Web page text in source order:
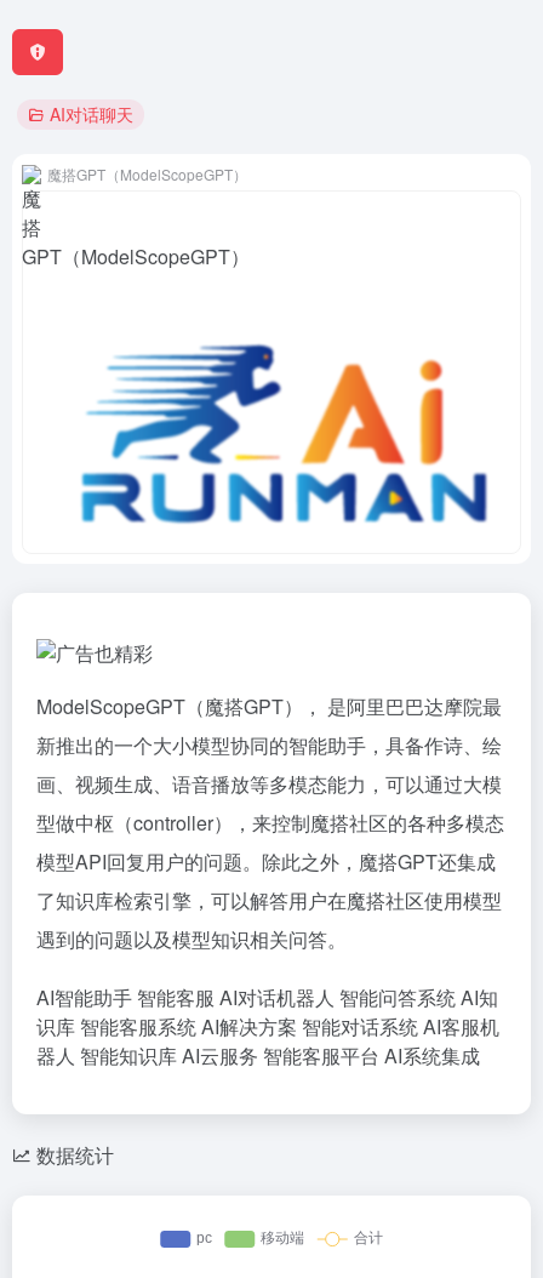
AI对话聊天
魔搭GPT（ModelScopeGPT）
ModelScopeGPT（魔搭GPT）， 是阿里巴巴达摩院最
新推出的一个大小模型协同的智能助手，具备作诗、绘
画、视频生成、语音播放等多模态能力，可以通过大模
型做中枢（controller），来控制魔搭社区的各种多模态
模型API回复用户的问题。除此之外，魔搭GPT还集成
了知识库检索引擎，可以解答用户在魔搭社区使用模型
遇到的问题以及模型知识相关问答。
AI智能助手 智能客服 AI对话机器人 智能问答系统AI知
识库 智能客服系统AI解决方案 智能对话系统AI客服机
器人 智能知识库AI云服务 智能客服平台 AI系统集成
数据统计